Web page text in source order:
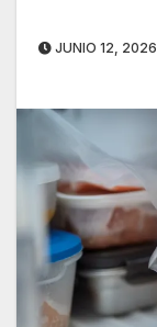
JUNIO 12, 2026